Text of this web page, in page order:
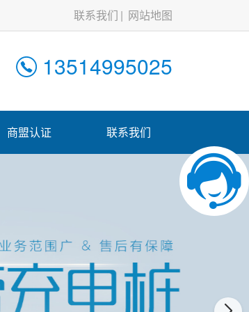
联系我们 网站地图
13514995025
商盟认证 联系我们